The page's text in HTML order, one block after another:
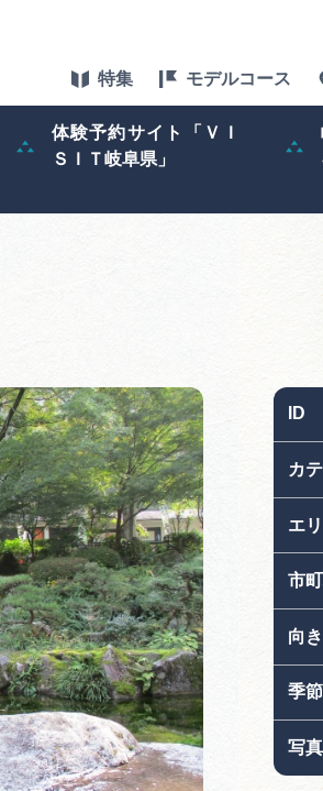
特集 モデルコース
体験予約サイト「ＶＩ
ＳＩＴ岐阜県」
ID
カ
エ
市
向き
季節
写